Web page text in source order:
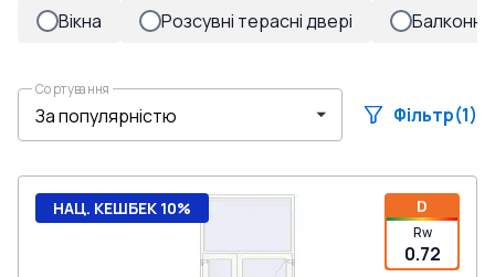
Вікна
Розсувні терасні двері Балконні
Сортування
Фільтр(1)
D
Rw
0.72
НАЦ. КЕШБЕК 10%